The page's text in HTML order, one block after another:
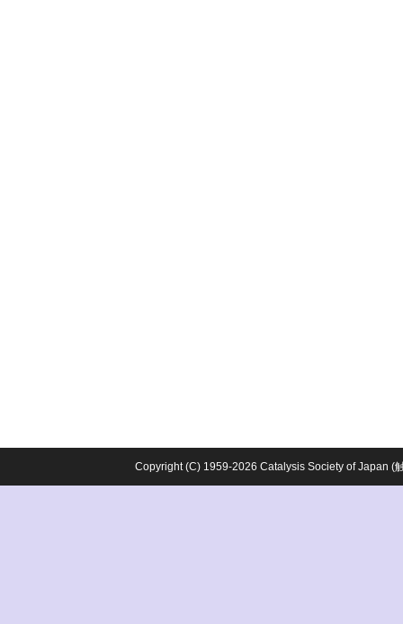
Copyright (C) 1959-2026 Catalysis Society of Japan (